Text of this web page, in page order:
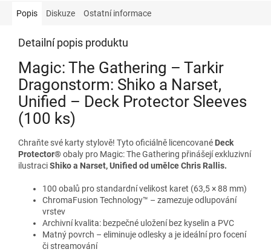
Popis Diskuze Ostatní informace
Detailní popis produktu
Magic: The Gathering – Tarkir
Dragonstorm: Shiko a Narset,
Unified – Deck Protector Sleeves
(100 ks)
Chraňte své karty stylově! Tyto oficiálně licencované Deck
Protector®obaly pro Magic: The Gathering přinášejí exkluzivní
ilustraciShiko a Narset, Unified od umělce Chris Rallis.
100 obalů pro standardní velikost karet (63,5 × 88 mm)
ChromaFusion Technology™ – zamezuje odlupování
vrstev
Archivní kvalita: bezpečné uložení bez kyselin a PVC
Matný povrch – eliminuje odlesky a je ideální pro focení
či streamování